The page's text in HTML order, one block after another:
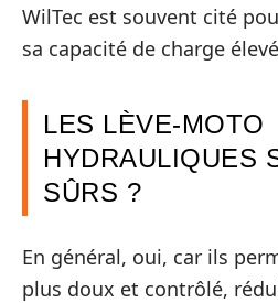
WilTec est souvent cité
sa capacité de charge
LES LÈVE-MOTO
HYDRAULIQUES
SÛRS ?
En général, oui, car ils
plus doux et contrôlé,